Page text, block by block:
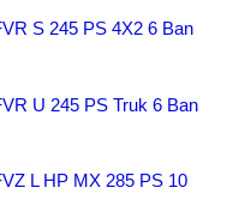
S 245 PS 4X2 6 Ban
U 245 PS Truk 6 Ban
L HP MX 285 PS 10